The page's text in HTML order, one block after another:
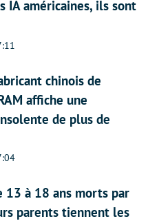
IA américaines, ils sont
chinois de
affiche une
de plus de
13 à 18 ans morts par
parents tiennent les